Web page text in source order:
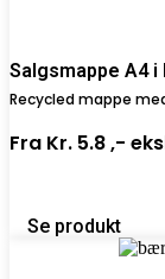
Salgsmappe A4 i
Recycled mappe
Fra Kr. 5.8 ,-
Se produkt